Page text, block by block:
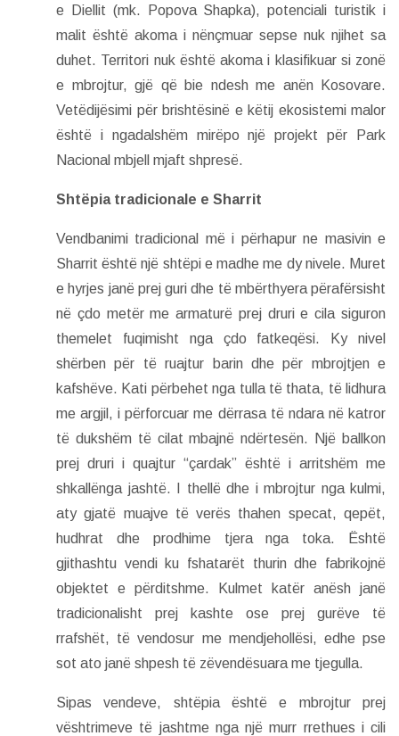
e Diellit (mk. Popova Shapka), potenciali turistik i
malit është akoma i nënçmuar sepse nuk njihet sa
duhet. Territori nuk është akoma i klasifikuar si zonë
e mbrojtur, gjë që bie ndesh me anën Kosovare.
Vetëdijësimi për brishtësinë e këtij ekosistemi malor
është i ngadalshëm mirëpo një projekt për Park
Nacional mbjell mjaft shpresë.
Shtëpia tradicionale e Sharrit
Vendbanimi tradicional më i përhapur ne masivin e
Sharrit është një shtëpi e madhe me dy nivele. Muret
e hyrjes janë prej guri dhe të mbërthyera përafërsisht
në çdo metër me armaturë prej druri e cila siguron
themelet fuqimisht nga çdo fatkeqësi. Ky nivel
shërben për të ruajtur barin dhe për mbrojtjen e
kafshëve. Kati përbehet nga tulla të thata, të lidhura
me argjil, i përforcuar me dërrasa të ndara në katror
të dukshëm të cilat mbajnë ndërtesën. Një ballkon
prej druri i quajtur “çardak” është i arritshëm me
shkallënga jashtë. I thellë dhe i mbrojtur nga kulmi,
aty gjatë muajve të verës thahen specat, qepët,
hudhrat dhe prodhime tjera nga toka. Është
gjithashtu vendi ku fshatarët thurin dhe fabrikojnë
objektet e përditshme. Kulmet katër anësh janë
tradicionalisht prej kashte ose prej gurëve të
rrafshët, të vendosur me mendjehollësi, edhe pse
sot ato janë shpesh të zëvendësuara me tjegulla.
Sipas vendeve, shtëpia është e mbrojtur prej
vështrimeve të jashtme nga një murr rrethues i cili